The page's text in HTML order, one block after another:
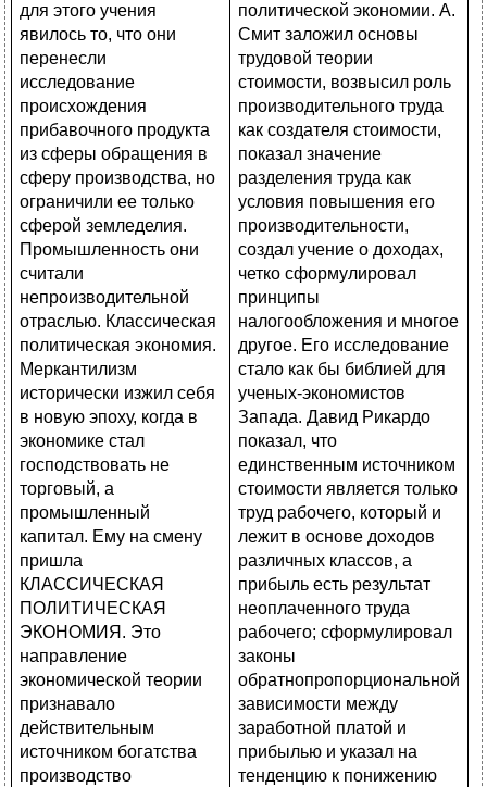
политической экономии. А.
Смит заложил основы
трудовой теории
стоимости, возвысил роль
производительного труда
как создателя стоимости,
показал значение
разделения труда как
условия повышения его
производительности,
создал учение о доходах,
четко сформулировал
принципы
налогообложения и многое
другое. Его исследование
стало как бы библией для
ученых-экономистов
Запада. Давид Рикардо
показал, что
единственным источником
стоимости является только
труд рабочего, который и
лежит в основе доходов
различных классов, а
прибыль есть результат
неоплаченного труда
рабочего; сформулировал
законы
обратнопропорциональной
зависимости между
заработной платой и
прибылью и указал на
тенденцию к понижению